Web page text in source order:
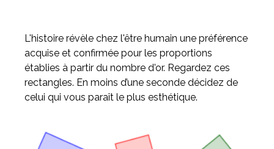
L'histoire révèle chez l'être humain une préférence
acquise et confirmée pour les proportions
établies à partir du nombre d'or. Regardez ces
rectangles. En moins d’une seconde décidez de
celui qui vous paraît le plus esthétique.